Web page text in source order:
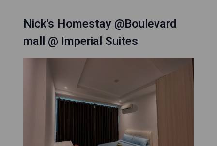
Nick's Homestay @Boulevard
mall @ Imperial Suites